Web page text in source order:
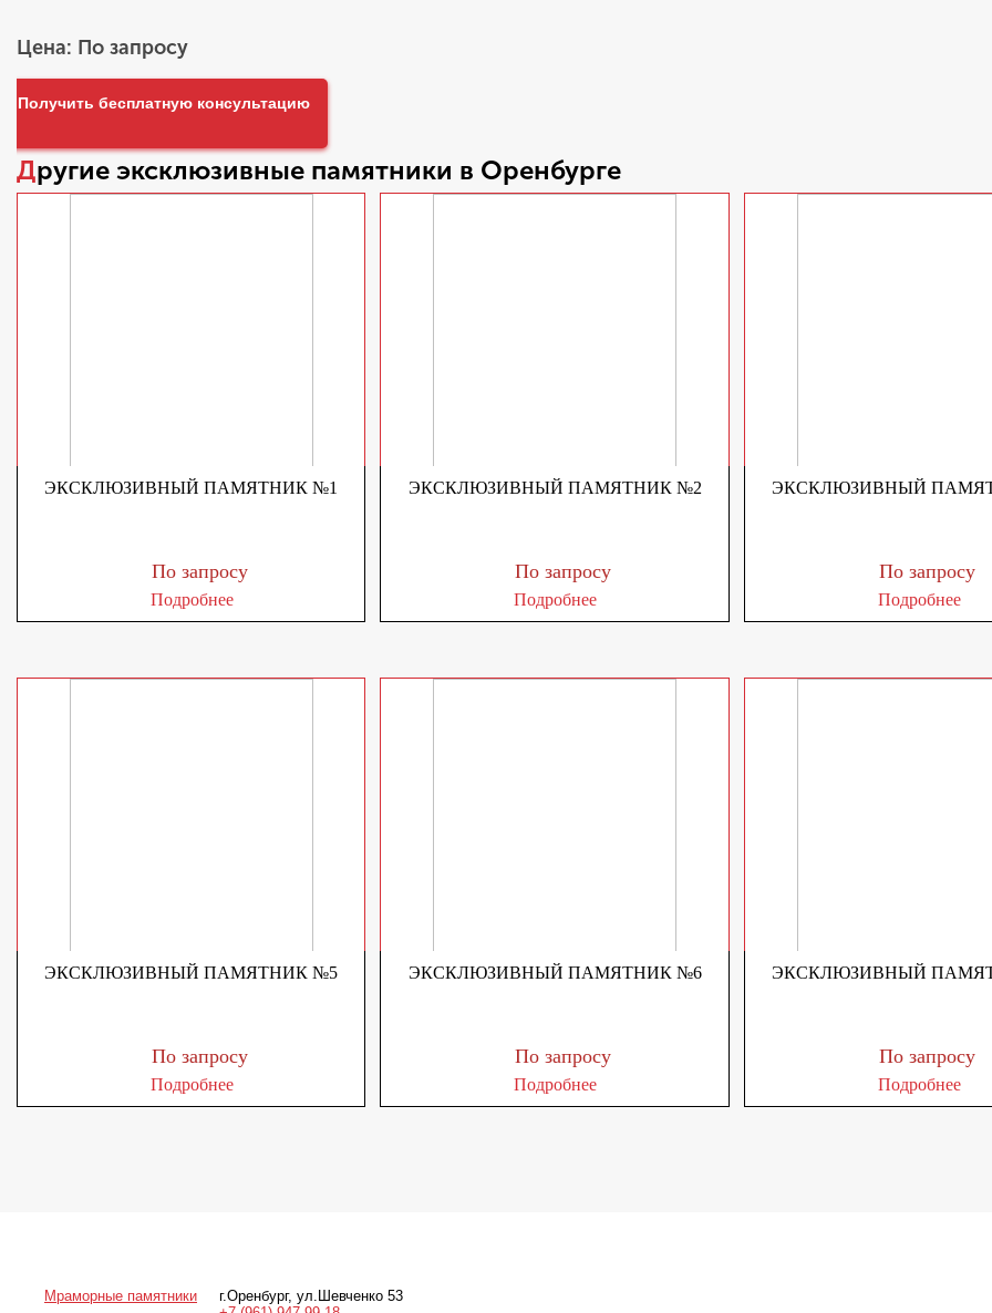
Цена: По запросу
Получить бесплатную консультацию
Другие эксклюзивные памятники в Оренбурге
ЭКСКЛЮЗИВНЫЙ ПАМЯТНИК №1
По запросу
Подробнее
ЭКСКЛЮЗИВНЫЙ ПАМЯТНИК №2
По запросу
Подробнее
ЭКСКЛЮЗИВНЫЙ
По запросу
Подробнее
ЭКСКЛЮЗИВНЫЙ ПАМЯТНИК №5
По запросу
Подробнее
ЭКСКЛЮЗИВНЫЙ ПАМЯТНИК №6
По запросу
Подробнее
ЭКСКЛЮЗИВНЫЙ
По запросу
Подробнее
Мраморные памятники г.Оренбург, ул.Шевченко 53